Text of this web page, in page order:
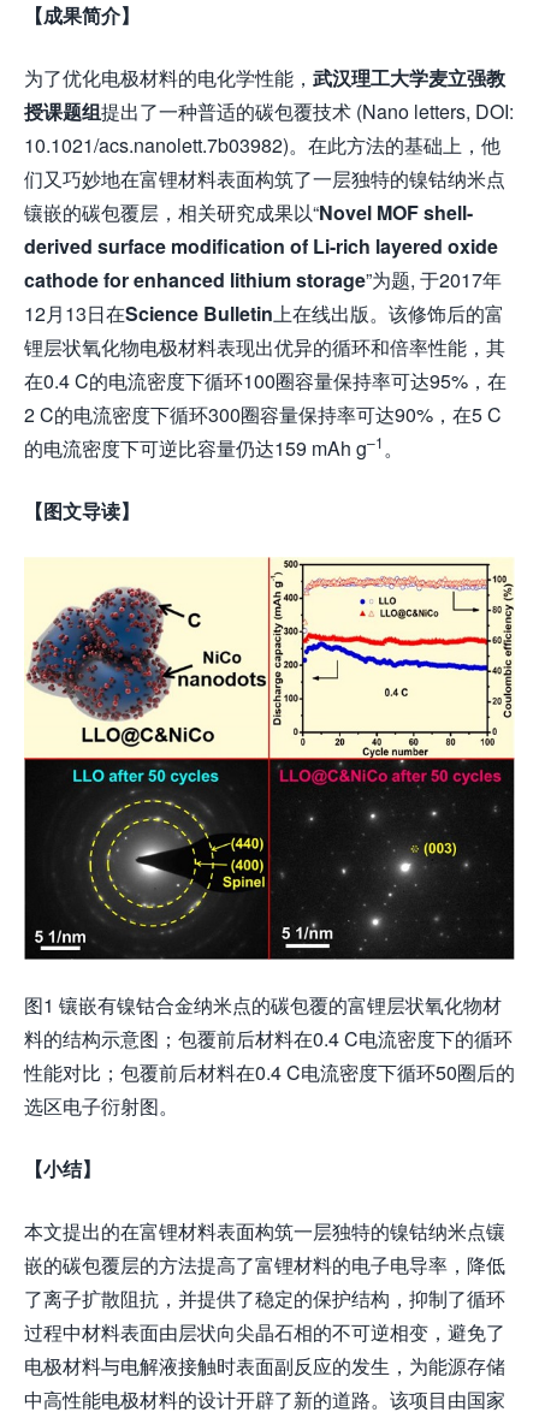
【成果简介】
为了优化电极材料的电化学性能， 武汉理工大学麦立强教
授课题组提出了一种普适的碳包覆技术 (Nano letters, DOI:
10.1021/acs.nanolett.7b03982)。在此方法的基础上，他
们又巧妙地在富锂材料表面构筑了一层独特的镍钴纳米点
镶嵌的碳包覆层，相关研究成果以“Novel MOF shell-
derived surface modification of Li-rich layered oxide
cathode for enhanced lithium storage”为题, 于2017年
12月13日在Science Bulletin上在线出版。该修饰后的富
锂层状氧化物电极材料表现出优异的循环和倍率性能，其
在0.4 C的电流密度下循环100圈容量保持率可达95%，在
2 C的电流密度下循环300圈容量保持率可达90%，在5 C
的电流密度下可逆比容量仍达159 mAh g–1。
【图文导读】
图1 镶嵌有镍钴合金纳米点的碳包覆的富锂层状氧化物材
料的结构示意图；包覆前后材料在0.4 C电流密度下的循环
性能对比；包覆前后材料在0.4 C电流密度下循环50圈后的
选区电子衍射图。
【小结】
本文提出的在富锂材料表面构筑一层独特的镍钴纳米点镶
嵌的碳包覆层的方法提高了富锂材料的电子电导率，降低
了离子扩散阻抗，并提供了稳定的保护结构，抑制了循环
过程中材料表面由层状向尖晶石相的不可逆相变，避免了
电极材料与电解液接触时表面副反应的发生，为能源存储
中高性能电极材料的设计开辟了新的道路。该项目由国家